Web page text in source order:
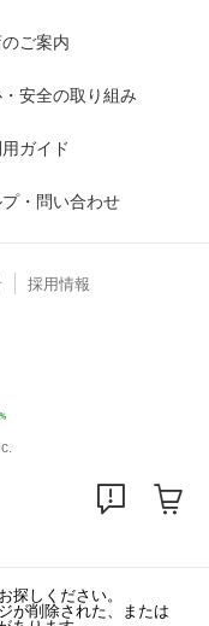
ご案内
安全の取り組み
ガイド
・問い合わせ
採用情報
探しください。
が削除された、または